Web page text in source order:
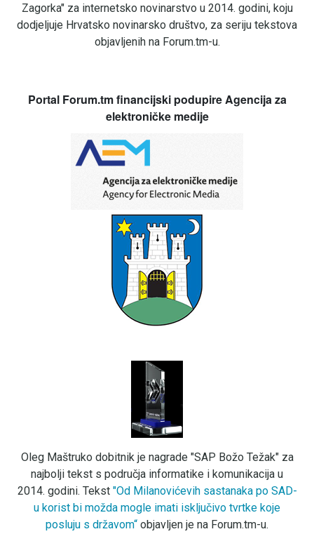
Zagorka" za internetsko novinarstvo u 2014. godini, koju
dodjeljuje Hrvatsko novinarsko društvo, za seriju tekstova
objavljenih na Forum.tm-u.
Portal Forum.tm financijski podupire Agencija za
elektroničke medije
Oleg Maštruko dobitnik je nagrade "SAP Božo Težak" za
najbolji tekst s područja informatike i komunikacija u
2014. godini. Tekst "Od Milanovićevih sastanaka po SAD-
u korist bi možda mogle imati isključivo tvrtke koje
posluju s državom“ objavljen je na Forum.tm-u.